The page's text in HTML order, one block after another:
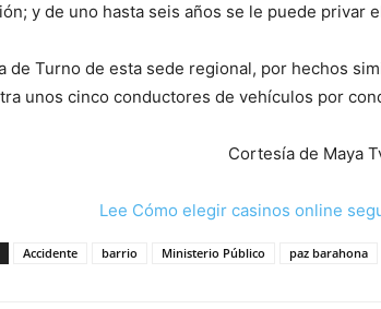
y de uno hasta seis años se le puede privar
de Turno de esta sede regional, por hechos
unos cinco conductores de vehículos por
Cortesía de Maya
Lee Cómo elegir casinos online
Accidente barrio Ministerio Público paz barahona